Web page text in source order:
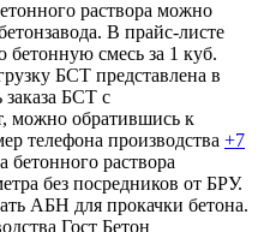
раствора можно
В прайс-листе
смесь за 1 куб.
БСТ представлена в
БСТ с
можно обратившись к
телефона производства +7
бетонного раствора
без посредников от БРУ.
АБН для прокачки бетона.
Гост Бетон